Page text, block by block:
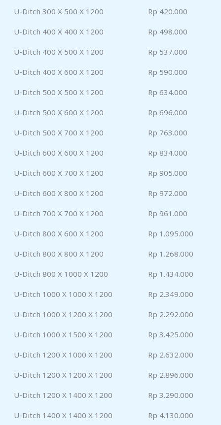
U-Ditch 300 X 500 X 1200 Rp 420.000
U-Ditch 400 X 400 X 1200 Rp 498.000
U-Ditch 400 X 500 X 1200 Rp 537.000
U-Ditch 400 X 600 X 1200 Rp 590.000
U-Ditch 500 X 500 X 1200 Rp 634.000
U-Ditch 500 X 600 X 1200 Rp 696.000
U-Ditch 500 X 700 X 1200 Rp 763.000
U-Ditch 600 X 600 X 1200 Rp 834.000
U-Ditch 600 X 700 X 1200 Rp 905.000
U-Ditch 600 X 800 X 1200 Rp 972.000
U-Ditch 700 X 700 X 1200 Rp 961.000
U-Ditch 800 X 600 X 1200 Rp 1.095.000
U-Ditch 800 X 800 X 1200 Rp 1.268.000
U-Ditch 800 X 1000 X 1200 Rp 1.434.000
U-Ditch 1000 X 1000 X 1200 Rp 2.349.000
U-Ditch 1000 X 1200 X 1200 Rp 2.292.000
U-Ditch 1000 X 1500 X 1200 Rp 3.425.000
U-Ditch 1200 X 1000 X 1200 Rp 2.632.000
U-Ditch 1200 X 1200 X 1200 Rp 2.896.000
U-Ditch 1200 X 1400 X 1200 Rp 3.290.000
U-Ditch 1400 X 1400 X 1200 Rp 4.130.000